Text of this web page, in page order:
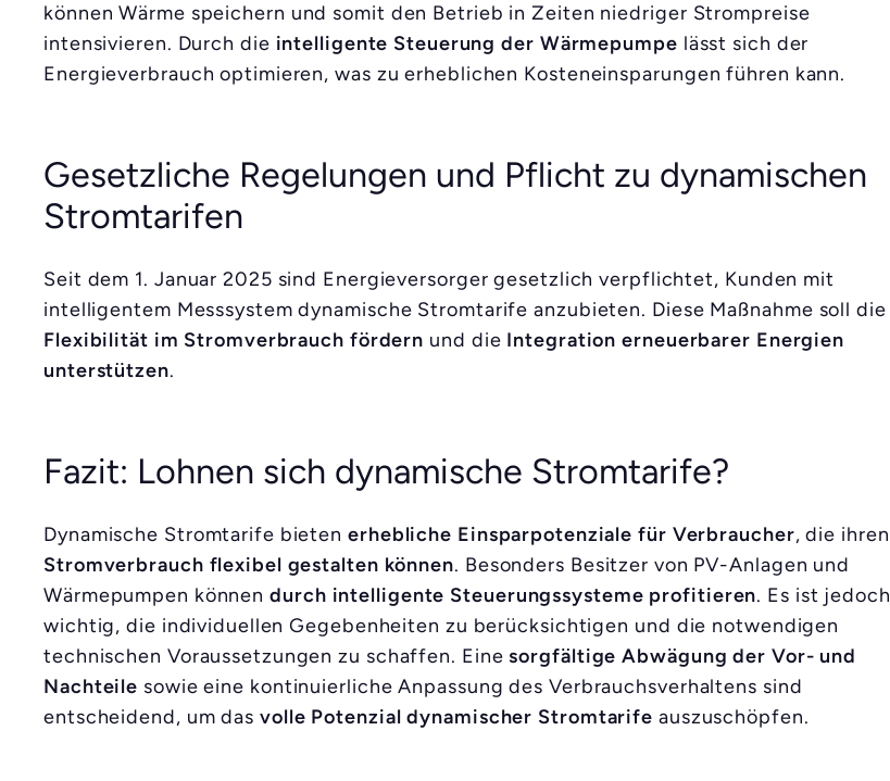
können Wärme speichern und somit den Betrieb in Zeiten niedriger Strompreise
intensivieren. Durch die intelligente Steuerung der Wärmepumpe lässt sich der
Energieverbrauch optimieren, was zu erheblichen Kosteneinsparungen führen kann.
Gesetzliche Regelungen und Pflicht zu dynamischen
Stromtarifen
Seit dem 1. Januar 2025 sind Energieversorger gesetzlich verpflichtet, Kunden mit
intelligentem Messsystem dynamische Stromtarife anzubieten. Diese Maßnahme soll die
Flexibilität im Stromverbrauch fördern und die Integration erneuerbarer Energien
unterstützen.
Fazit: Lohnen sich dynamische Stromtarife?
Dynamische Stromtarife bieten erhebliche Einsparpotenziale für Verbraucher, die ihren
Stromverbrauch flexibel gestalten können. Besonders Besitzer von PV-Anlagen und
Wärmepumpen könnendurch intelligente Steuerungssysteme profitieren. Es ist jedoch
wichtig, die individuellen Gegebenheiten zu berücksichtigen und die notwendigen
technischen Voraussetzungen zu schaffen. Einesorgfältige Abwägung der Vor- und
Nachteile sowie eine kontinuierliche Anpassung des Verbrauchsverhaltens sind
entscheidend, um das volle Potenzial dynamischer Stromtarife auszuschöpfen.